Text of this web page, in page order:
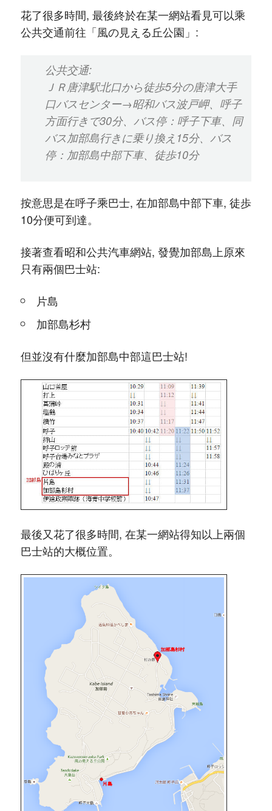
花了很多時間, 最後終於在某一網站看見可以乘
公共交通前往「風の見える丘公園」:
公共交通:
ＪＲ唐津駅北口から徒歩5分の唐津大手
口バスセンター→昭和バス波戸岬、呼子
方面行きで30分、バス停：呼子下車、同
バス加部島行きに乗り換え15分、バス
停：加部島中部下車、徒歩10分
按意思是在呼子乘巴士, 在加部島中部下車, 徒歩
10分便可到達。
接著查看昭和公共汽車網站, 發覺加部島上原來
只有兩個巴士站:
片島
加部島杉村
但並沒有什麼加部島中部這巴士站!
最後又花了很多時間, 在某一網站得知以上兩個
巴士站的大概位置。